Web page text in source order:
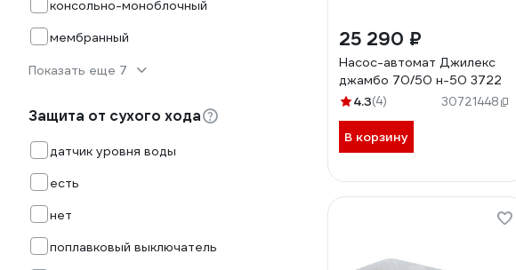
консольно-моноблочный
мембранный
Показать еще 7
Защита от сухого хода
датчик уровня воды
есть
нет
поплавковый выключатель
25 290 ₽
Насос-автомат Джилекс
джамбо 70/50 н-50 3722
4.3(4) 30721448
В корзину